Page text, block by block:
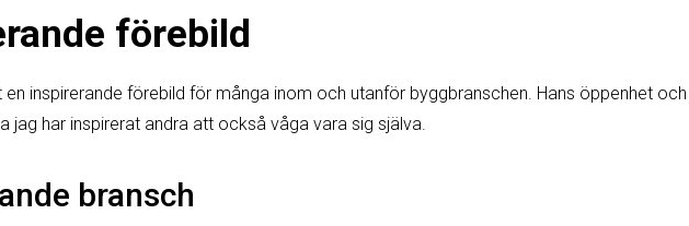
förebild
en inspirerande förebild för många inom och utanför byggbranschen. Hans öppenhet och
jag har inspirerat andra att också våga vara sig själva.
bransch